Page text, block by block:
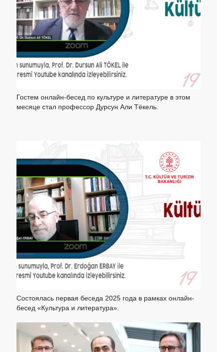
Гостем онлайн-бесед по культуре и литературе в этом
месяце стал профессор Дурсун Али Тёкель.
Состоялась первая беседа 2025 года в рамках онлайн-
бесед «Культура и литература».